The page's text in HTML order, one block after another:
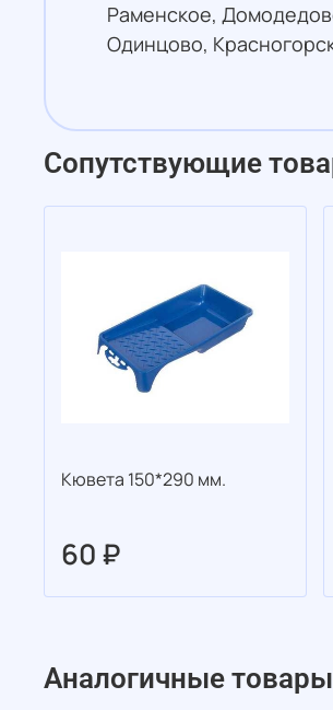
Раменское,
Одинцово,
Сопутствующие
Кювета 150*290 мм.
60 ₽
Аналогичные товары